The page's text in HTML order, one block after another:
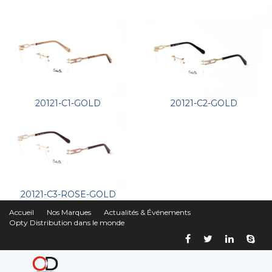
20121-C1-GOLD 20121-C2-GOLD
20121-C3-ROSE-GOLD
Accueil Nos Marques
Actualités & Événements
Opty Distribution dans le monde